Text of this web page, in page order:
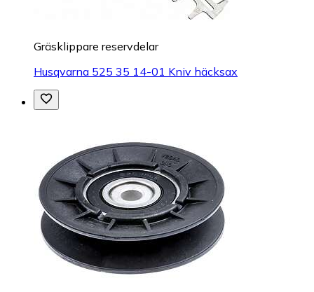
Gräsklippare reservdelar
Husqvarna 525 35 14-01 Kniv häcksax